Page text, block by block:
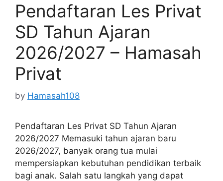
Pendaftaran Les Privat
SD Tahun Ajaran
2026/2027 – Hamasah
Privat
by Hamasah108
Pendaftaran Les Privat SD Tahun Ajaran
2026/2027 Memasuki tahun ajaran baru
2026/2027, banyak orang tua mulai
mempersiapkan kebutuhan pendidikan terbaik
bagi anak. Salah satu langkah yang dapat